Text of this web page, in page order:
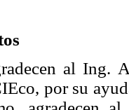
al Ing.
por su